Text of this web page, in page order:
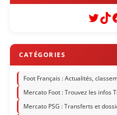
Foot Français : Actualités,
Mercato Foot : Trouvez les infos
Mercato PSG : Transferts et